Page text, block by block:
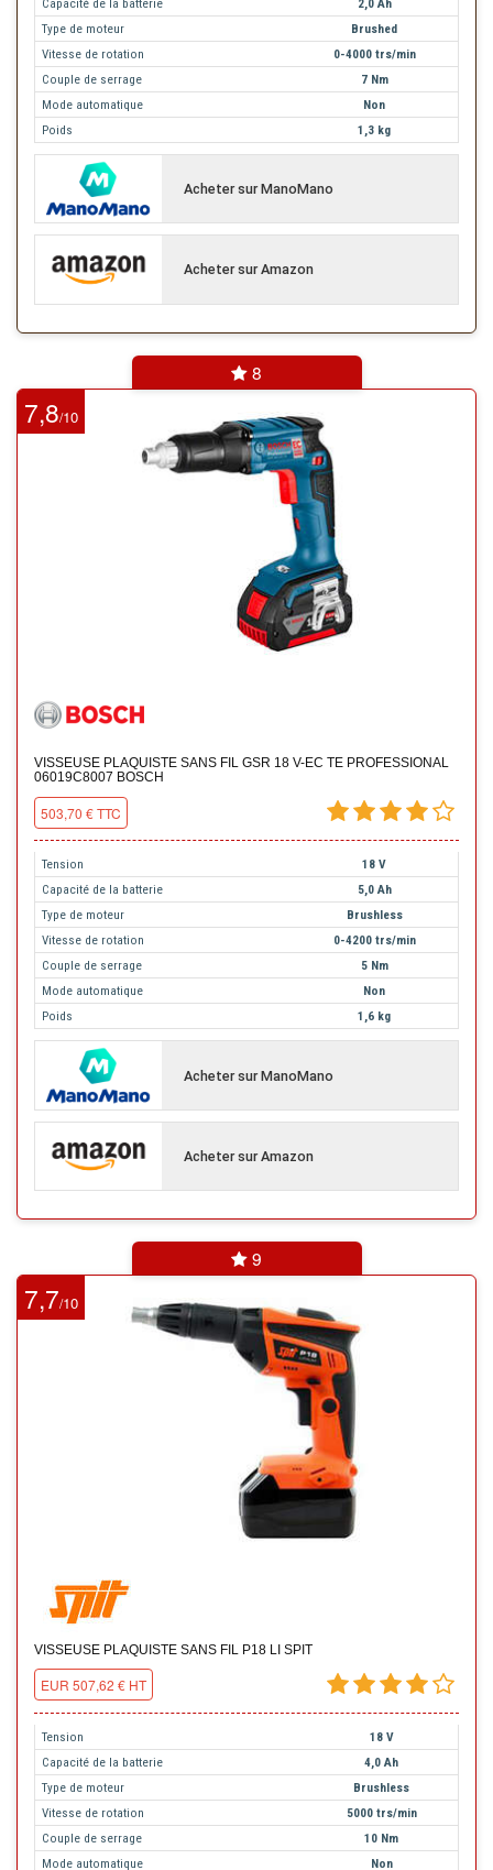
Capacité de la batterie
2,0 Ah
Type de moteur
Brushed
Vitesse de rotation
0-4000 trs/min
Couple de serrage
7 Nm
Mode automatique
Non
Poids
1,3 kg
Acheter sur ManoMano
Acheter sur Amazon
8
7,8/10
VISSEUSE PLAQUISTE SANS FIL GSR 18 V-EC TE PROFESSIONAL
06019C8007 BOSCH
503,70 € TTC
Tension
18 V
Capacité de la batterie
5,0 Ah
Type de moteur
Brushless
Vitesse de rotation
0-4200 trs/min
Couple de serrage
5 Nm
Mode automatique
Non
Poids
1,6 kg
Acheter sur ManoMano
Acheter sur Amazon
9
7,7/10
VISSEUSE PLAQUISTE SANS FIL P18 LI SPIT
EUR 507,62 € HT
Tension
18 V
Capacité de la batterie
4,0 Ah
Type de moteur
Brushless
Vitesse de rotation
5000 trs/min
Couple de serrage
10 Nm
Mode automatique
Non